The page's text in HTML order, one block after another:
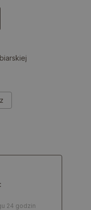
24 godzin